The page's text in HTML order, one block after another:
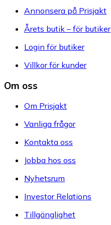
Annonsera på Prisjakt
Årets butik – för butiker
Login för butiker
Villkor för kunder
Om oss
Om Prisjakt
Vanliga frågor
Kontakta oss
Jobba hos oss
Nyhetsrum
Investor Relations
Tillgänglighet